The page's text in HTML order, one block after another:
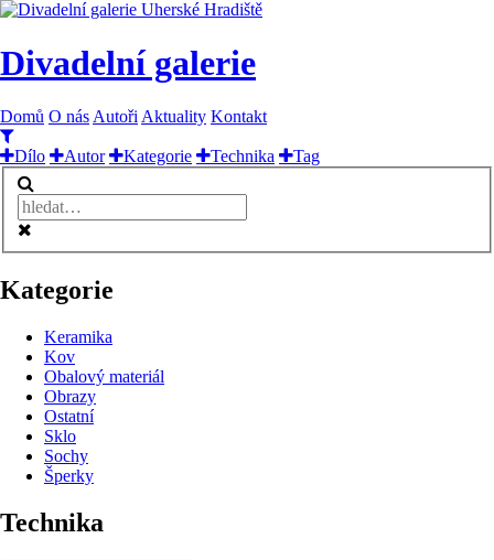
Divadelní galerie
Domů O nás Autoři Aktuality Kontakt
Dílo Autor Kategorie Technika Tag
Kategorie
Keramika
Kov
Obalový materiál
Obrazy
Ostatní
Sklo
Sochy
Šperky
Technika